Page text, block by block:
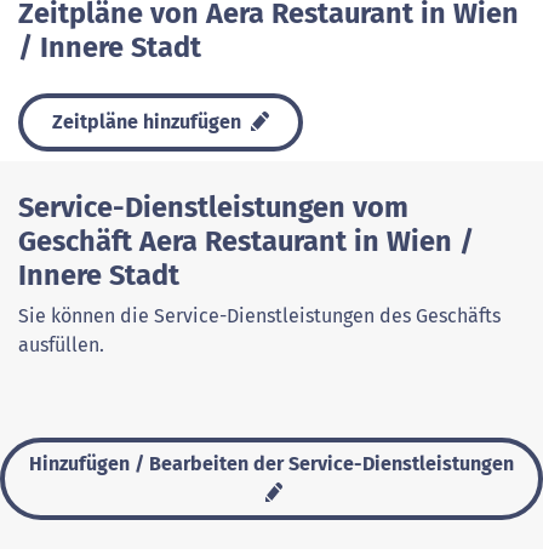
Zeitpläne von Aera Restaurant in Wien
/ Innere Stadt
Zeitpläne hinzufügen
Service-Dienstleistungen vom
Geschäft Aera Restaurant in Wien /
Innere Stadt
Sie können die Service-Dienstleistungen des Geschäfts
ausfüllen.
Hinzufügen / Bearbeiten der Service-Dienstleistungen